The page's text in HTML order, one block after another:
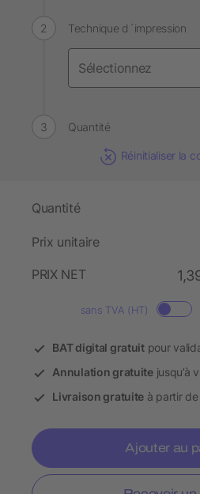
Technique d´impression
Quantité
Réinitialiser la
Quantité
Prix unitaire
PRIX NET
sans TVA (HT)
BAT digital gratuitpour
Annulation gratuitejusqu’à
Livraison gratuite à partir
Ajouter au